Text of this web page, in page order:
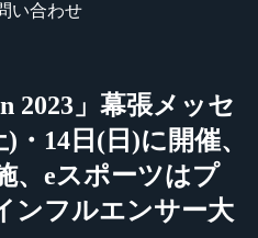
い合わせ
2023」幕張メッセ
・14日(日)に開催、
、eスポーツはプ
ンフルエンサー大